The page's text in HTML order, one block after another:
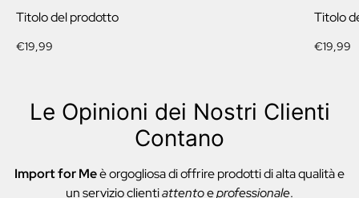
Titolo del prodotto
Prezzo
€19,99
Titolo
Prezzo
€19,99
Le Opinioni dei Nostri Clienti
Contano
Import for Meè orgogliosa di offrire prodotti di alta qualità e
un servizio clientiattentoeprofessionale.